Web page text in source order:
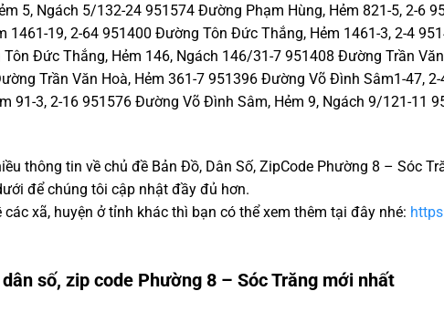
5, Ngách 5/132-24 951574 Đường Phạm Hùng, Hẻm 821-5, 2-6
19, 2-64 951400 Đường Tôn Đức Thắng, Hẻm 1461-3, 2-4
Đức Thắng, Hẻm 146, Ngách 146/31-7 951408 Đường Trần
Trần Văn Hoà, Hẻm 361-7 951396 Đường Võ Đình Sâm1-47,
91-3, 2-16 951576 Đường Võ Đình Sâm, Hẻm 9, Ngách 9/121-11
thông tin về chủ đề Bản Đồ, Dân Số, ZipCode Phường 8 – Sóc
để chúng tôi cập nhật đầy đủ hơn.
xã, huyện ở tỉnh khác thì bạn có thể xem thêm tại đây nhé:
số, zip code Phường 8 – Sóc Trăng mới nhất